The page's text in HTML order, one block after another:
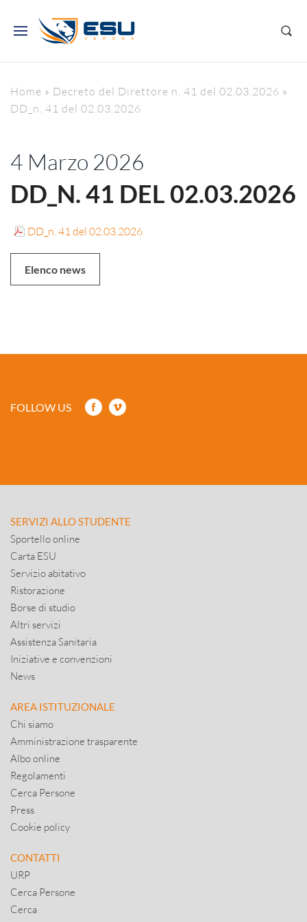
Home » Decreto del Direttore n. 41 del 02.03.2026 »
DD_n. 41 del 02.03.2026
4 Marzo 2026
DD_N. 41 DEL 02.03.2026
DD_n. 41 del 02.03.2026
Elenco news
FOLLOW US
SERVIZI ALLO STUDENTE
Sportello online
Carta ESU
Servizio abitativo
Ristorazione
Borse di studio
Altri servizi
Assistenza Sanitaria
Iniziative e convenzioni
News
AREA ISTITUZIONALE
Chi siamo
Amministrazione trasparente
Albo online
Regolamenti
Cerca Persone
Press
Cookie policy
CONTATTI
URP
Cerca Persone
Cerca